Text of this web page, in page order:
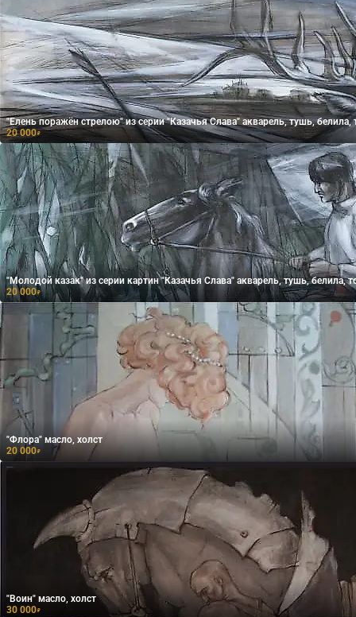
"Елень поражён стрелою" из серии "Казачья Слава" акварель, тушь,
20 000₽
"Молодой казак" из серии картин "Казачья Слава" акварель,
20 000₽
"Флора" масло, холст
20 000₽
"Воин" масло, холст
30 000₽